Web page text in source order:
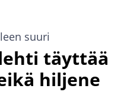
suuri
täyttää
hiljene